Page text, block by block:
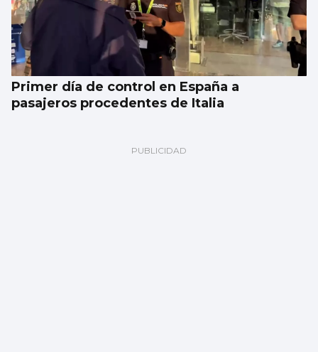
Primer día de control en España a
pasajeros procedentes de Italia